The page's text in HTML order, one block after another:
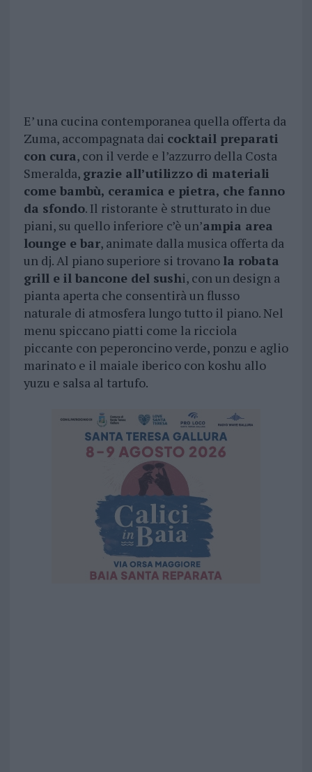
E’ una cucina contemporanea quella offerta da
Zuma, accompagnata dai cocktail preparati
con cura, con il verde e l’azzurro della Costa
Smeralda, grazie all’utilizzo di materiali
come bambù, ceramica e pietra, che fanno
da sfondo. Il ristorante è strutturato in due
piani, su quello inferiore c’è un’ampia area
lounge e bar, animate dalla musica offerta da
un dj. Al piano superiore si trovano la robata
grill e il bancone del sushi, con un design a
pianta aperta che consentirà un flusso
naturale di atmosfera lungo tutto il piano. Nel
menu spiccano piatti come la ricciola
piccante con peperoncino verde, ponzu e aglio
marinato e il maiale iberico con koshu allo
yuzu e salsa al tartufo.